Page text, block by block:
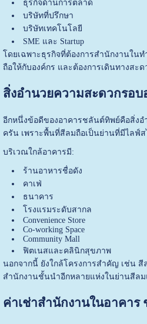
ธุรกิจด้านการตลาด
บริษัทที่ปรึกษา
บริษัทเทคโนโลยี
SME และ Startup
โดยเฉพาะธุรกิจที่ต้องการสำนักงานในท
ถือให้กับองค์กร และต้องการเดินทางสะ
สิ่งอำนวยความสะดวกรอบ
อีกหนึ่งข้อดีของอาคารชลันต์ทิพย์คือสิ่ง
ครัน เพราะพื้นที่สีลมถือเป็นย่านที่มีไลฟ์
บริเวณใกล้อาคารมี:
ร้านอาหารชื่อดัง
คาเฟ่
ธนาคาร
โรงแรมระดับสากล
Convenience Store
Co-working Space
Community Mall
ฟิตเนสและคลินิกสุขภาพ
นอกจากนี้ ยังใกล้โครงการสำคัญ เช่น สี
สำนักงานชั้นนำอีกหลายแห่งในย่านสีล
ค่าเช่าสำนักงานในอาคาร